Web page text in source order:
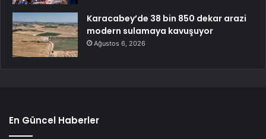
Karacabey’de 38 bin 850 dekar arazi
modern sulamaya kavuşuyor
Ağustos 6, 2026
En Güncel Haberler